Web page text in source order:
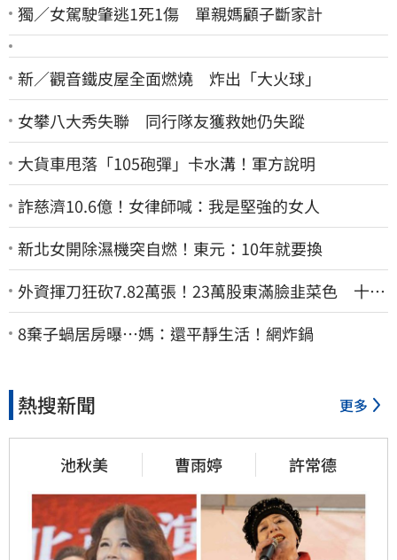
獨／女駕駛肇逃1死1傷 單親媽顧子斷家計
新／觀音鐵皮屋全面燃燒 炸出「大火球」
女攀八大秀失聯 同行隊友獲救她仍失蹤
大貨車甩落「105砲彈」卡水溝！軍方說明
詐慈濟10.6億！女律師喊：我是堅強的女人
新北女開除濕機突自燃！東元：10年就要換
外資揮刀狂砍7.82萬張！23萬股東滿臉韭菜色 十大
賣超個股一次看
8棄子蝸居房曝⋯媽：還平靜生活！網炸鍋
熱搜新聞 更多
池秋美 曹雨婷 許常德